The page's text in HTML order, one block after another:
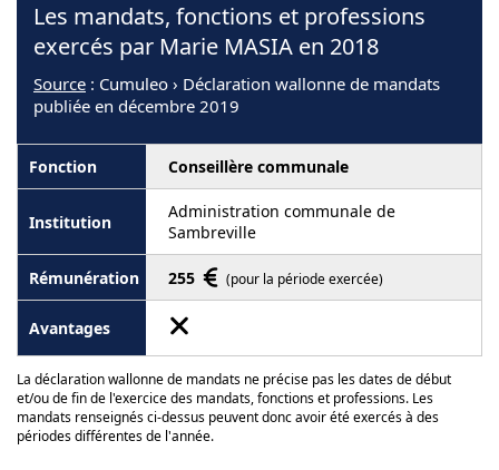
Les mandats, fonctions et professions
exercés par Marie MASIA en 2018
Source : Cumuleo › Déclaration wallonne de mandats
publiée en décembre 2019
Conseillère communale
Administration communale de
Sambreville
255 (pour la période exercée)
La déclaration wallonne de mandats ne précise pas les dates de début
et/ou de fin de l'exercice des mandats, fonctions et professions. Les
mandats renseignés ci-dessus peuvent donc avoir été exercés à des
périodes différentes de l'année.